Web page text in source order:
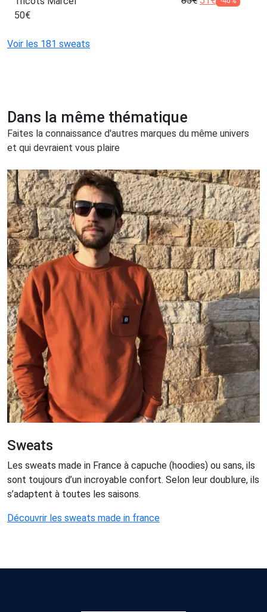
50€
Voir les 181 sweats
Dans la même thématique
Faites la connaissance d'autres marques du même univers
et qui devraient vous plaire
Sweats
Les sweats made in France à capuche (hoodies) ou sans, ils
sont toujours d’un incroyable confort. Selon leur doublure, ils
s’adaptent à toutes les saisons.
Découvrir les sweats made in france